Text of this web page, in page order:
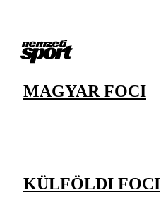
MAGYAR FOCI
KÜLFÖLDI FOCI